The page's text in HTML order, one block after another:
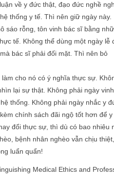
về y đức thật, đạo đức nghề
thống y tế. Thì nên giữ ngày này.
sáo rỗng, tôn vinh bác sĩ bằng
tế. Không thể dùng một ngày lễ
bác sĩ phải đối mặt. Thì nên bỏ
cho nó có ý nghĩa thực sự.
lại sự thật. Không phải ngày
thống. Không phải ngày nhắc y
chính sách đãi ngộ tốt hơn để
đổi thực sự, thì dù có bao nhiêu
bệnh nhân nghèo vẫn chịu
luẩn quẩn!
Medical Ethics and